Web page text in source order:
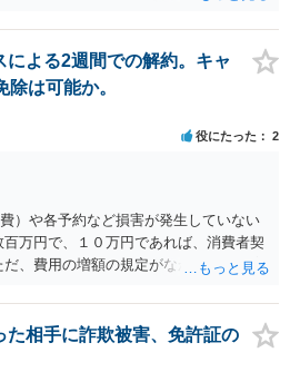
による2週間での解約。キャ
は可能か。
役にたった 2
）や各予約など損害が発生していない
万円で、１０万円であれば、消費者契
、費用の増額の規定がなかったのに増
は理由がないことになります。
た相手に詐欺被害、免許証の